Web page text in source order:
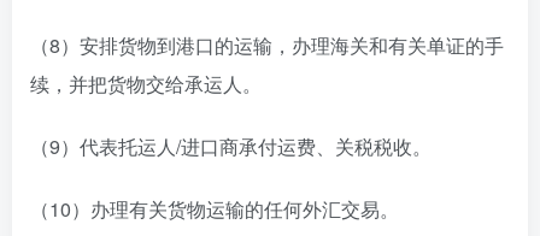
（8）安排货物到港口的运输，办理海关和有关单证的手
续，并把货物交给承运人。
（9）代表托运人/进口商承付运费、关税税收。
（10）办理有关货物运输的任何外汇交易。